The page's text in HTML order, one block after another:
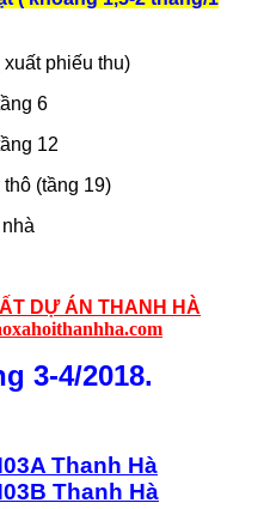
phiếu thu)
6
12
(tầng 19)
DỰ ÁN THANH HÀ
3-4/2018.
Thanh Hà
Thanh Hà